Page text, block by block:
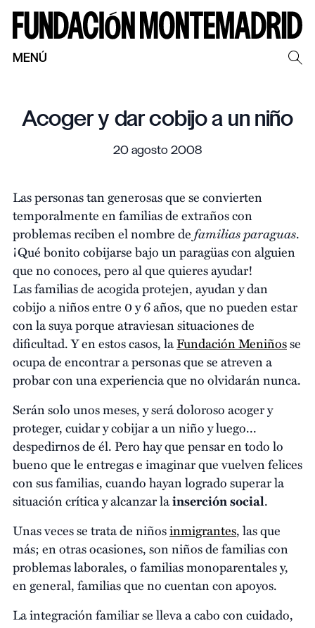
MENÚ
Acoger y dar cobijo a un niño
20 agosto 2008
Las personas tan generosas que se convierten
temporalmente en familias de extraños con
problemas reciben el nombre de familias paraguas.
¡Qué bonito cobijarse bajo un paragüas con alguien
que no conoces, pero al que quieres ayudar!
Las familias de acogida protejen, ayudan y dan
cobijo a niños entre 0 y 6 años, que no pueden estar
con la suya porque atraviesan situaciones de
dificultad. Y en estos casos, laFundación Meniñosse
ocupa de encontrar a personas que se atreven a
probar con una experiencia que no olvidarán nunca.
Serán solo unos meses, y será doloroso acoger y
proteger, cuidar y cobijar a un niño y luego...
despedirnos de él. Pero hay que pensar en todo lo
bueno que le entregas e imaginar que vuelven felices
con sus familias, cuando hayan logrado superar la
situación crítica y alcanzar lainserción social.
Unas veces se trata de niñosinmigrantes, las que
más; en otras ocasiones, son niños de familias con
problemas laborales, o familias monoparentales y,
en general, familias que no cuentan con apoyos.
La integración familiar se lleva a cabo con cuidado,